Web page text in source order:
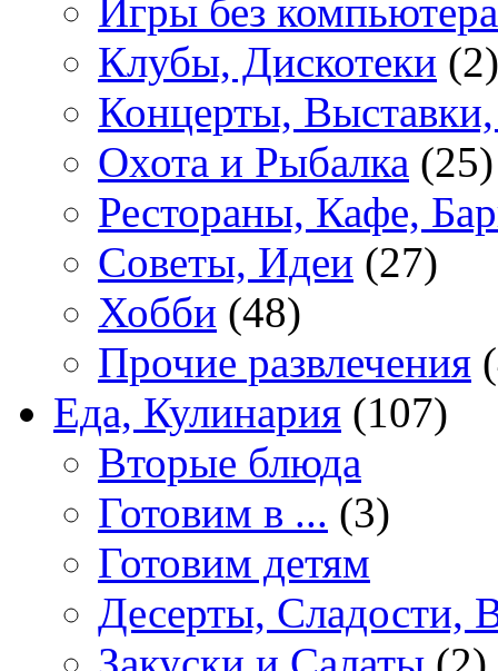
Игры без компьютера
Клубы, Дискотеки (2)
Концерты,
Охота и Рыбалка (25)
Рестораны, Кафе,
Советы, Идеи (27)
Хобби (48)
Прочие развлечения
Еда, Кулинария (107)
Вторые блюда
Готовим в ... (3)
Готовим детям
Десерты, Сладости,